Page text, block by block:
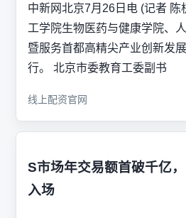
中新网北京7月26日电 (记者 陈
工学院生物医药与健康学院、
暨服务首都高精尖产业创新发
行。 北京市委教育工委副书
线上配资官网
S市场年交易额首破千亿
入场